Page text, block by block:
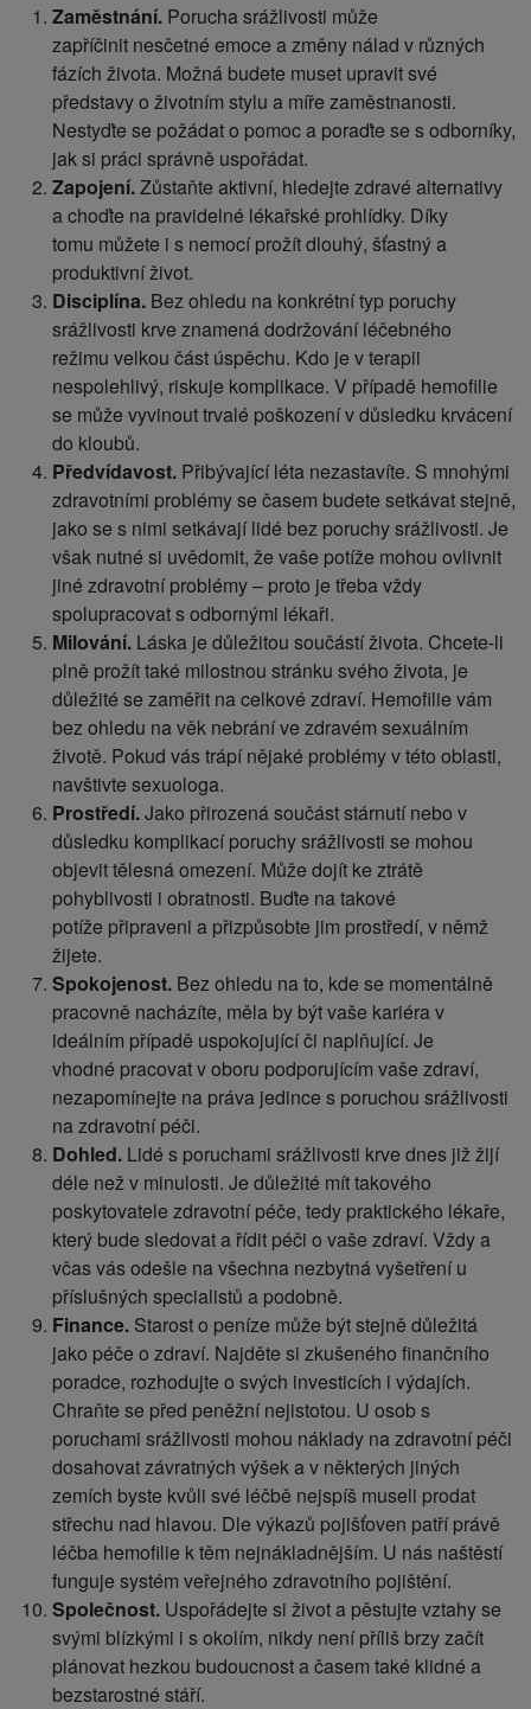
Zaměstnání. Porucha srážlivosti může
zapříčinit nesčetné emoce a změny nálad v různých
fázích života. Možná budete muset upravit své
představy o životním stylu a míře zaměstnanosti.
Nestyďte se požádat o pomoc a poraďte se s odborníky,
jak si práci správně uspořádat.
Zapojení.Zůstaňte aktivní, hledejte zdravé alternativy
a choďte na pravidelné lékařské prohlídky. Díky
tomu můžete i s nemocí prožít dlouhý, šťastný a
produktivní život.
Disciplína. Bez ohledu na konkrétní typ poruchy
srážlivosti krve znamená dodržování léčebného
režimu velkou část úspěchu. Kdo je v terapii
nespolehlivý, riskuje komplikace. V případě hemofilie
se může vyvinout trvalé poškození v důsledku krvácení
do kloubů.
Předvídavost. Přibývající léta nezastavíte. S mnohými
zdravotními problémy se časem budete setkávat stejně,
jako se s nimi setkávají lidé bez poruchy srážlivosti. Je
však nutné si uvědomit, že vaše potíže mohou ovlivnit
jiné zdravotní problémy – proto je třeba vždy
spolupracovat s odbornými lékaři.
Milování. Láska je důležitou součástí života. Chcete-li
plně prožít také milostnou stránku svého života, je
důležité se zaměřit na celkové zdraví. Hemofilie vám
bez ohledu na věk nebrání ve zdravém sexuálním
životě. Pokud vás trápí nějaké problémy v této oblasti,
navštivte sexuologa.
Prostředí.Jako přirozená součást stárnutí nebo v
důsledku komplikací poruchy srážlivosti se mohou
objevit tělesná omezení. Může dojít ke ztrátě
pohyblivosti i obratnosti. Buďte na takové
potíže připraveni a přizpůsobte jim prostředí, v němž
žijete.
Spokojenost. Bez ohledu na to, kde se momentálně
pracovně nacházíte, měla by být vaše kariéra v
ideálním případě uspokojující či naplňující. Je
vhodné pracovat v oboru podporujícím vaše zdraví,
nezapomínejte na práva jedince s poruchou srážlivosti
na zdravotní péči.
Dohled. Lidé s poruchami srážlivosti krve dnes již žijí
déle než v minulosti. Je důležité mít takového
poskytovatele zdravotní péče, tedy praktického lékaře,
který bude sledovat a řídit péči o vaše zdraví. Vždy a
včas vás odešle na všechna nezbytná vyšetření u
příslušných specialistů a podobně.
Finance. Starost o peníze může být stejně důležitá
jako péče o zdraví. Najděte si zkušeného finančního
poradce, rozhodujte o svých investicích i výdajích.
Chraňte se před peněžní nejistotou. U osob s
poruchami srážlivosti mohou náklady na zdravotní péči
dosahovat závratných výšek a v některých jiných
zemích byste kvůli své léčbě nejspíš museli prodat
střechu nad hlavou. Dle výkazů pojišťoven patří právě
léčba hemofilie k těm nejnákladnějším. U nás naštěstí
funguje systém veřejného zdravotního pojištění.
Společnost. Uspořádejte si život a pěstujte vztahy se
svými blízkými i s okolím, nikdy není příliš brzy začít
plánovat hezkou budoucnost a časem také klidné a
bezstarostné stáří.